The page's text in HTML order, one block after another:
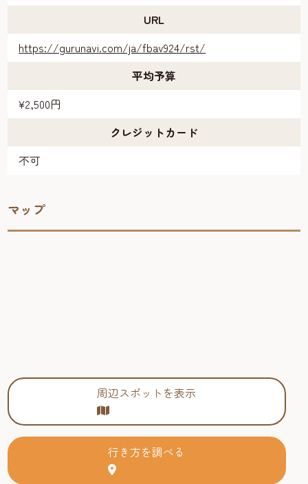
URL
https://gurunavi.com/ja/fbav924/rst/
平均予算
¥2,500円
クレジットカード
不可
マップ
周辺スポットを表示
行き方を調べる